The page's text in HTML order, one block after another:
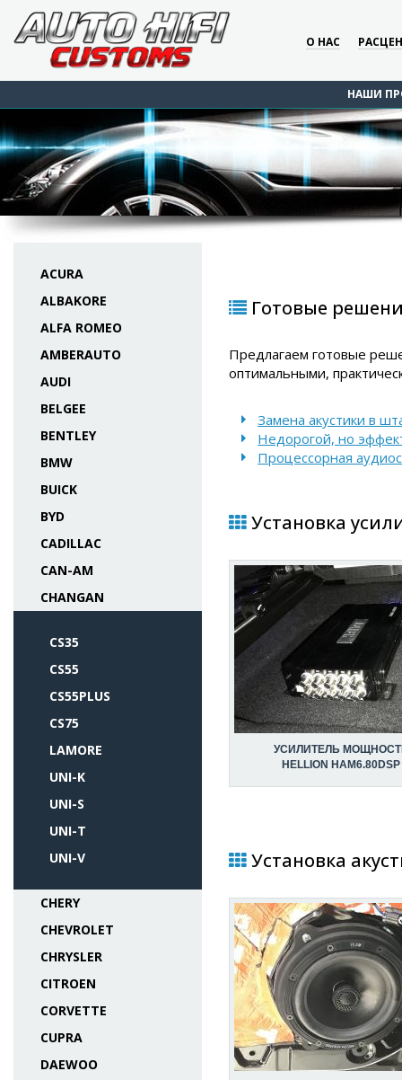
О НАС
НАШИ
ACURA
ALBAKORE
ALFA ROMEO
AMBERAUTO
AUDI
BELGEE
BENTLEY
BMW
BUICK
BYD
CADILLAC
CAN-AM
CHANGAN
CS35
CS55
CS55PLUS
CS75
LAMORE
UNI-K
UNI-S
UNI-T
UNI-V
CHERY
CHEVROLET
CHRYSLER
CITROEN
CORVETTE
CUPRA
DAEWOO
Готовые
Предлагаем готовые
оптимальными,
Замена акустики в
Недорогой, но
Процессорная
Установка
УСИЛИТЕЛЬ
HELLION HAM6.80DSP
Установка